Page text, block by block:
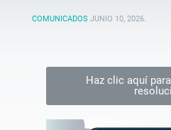
COMUNICADOS JUNIO 10, 2026.
Haz clic aquí